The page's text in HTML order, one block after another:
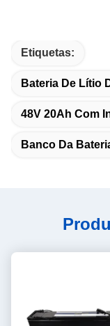
Etiquetas:
Bateria De Lítio
48V 20Ah Com
Banco Da